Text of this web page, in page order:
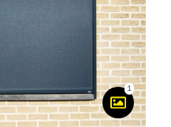
1